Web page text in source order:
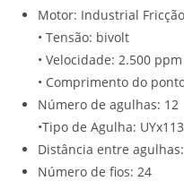
Motor: Industrial Fricção
• Tensão: bivolt
• Velocidade: 2.500 ppm
• Comprimento do
Número de agulhas: 12
•Tipo de Agulha:
Distância entre
Número de fios: 24